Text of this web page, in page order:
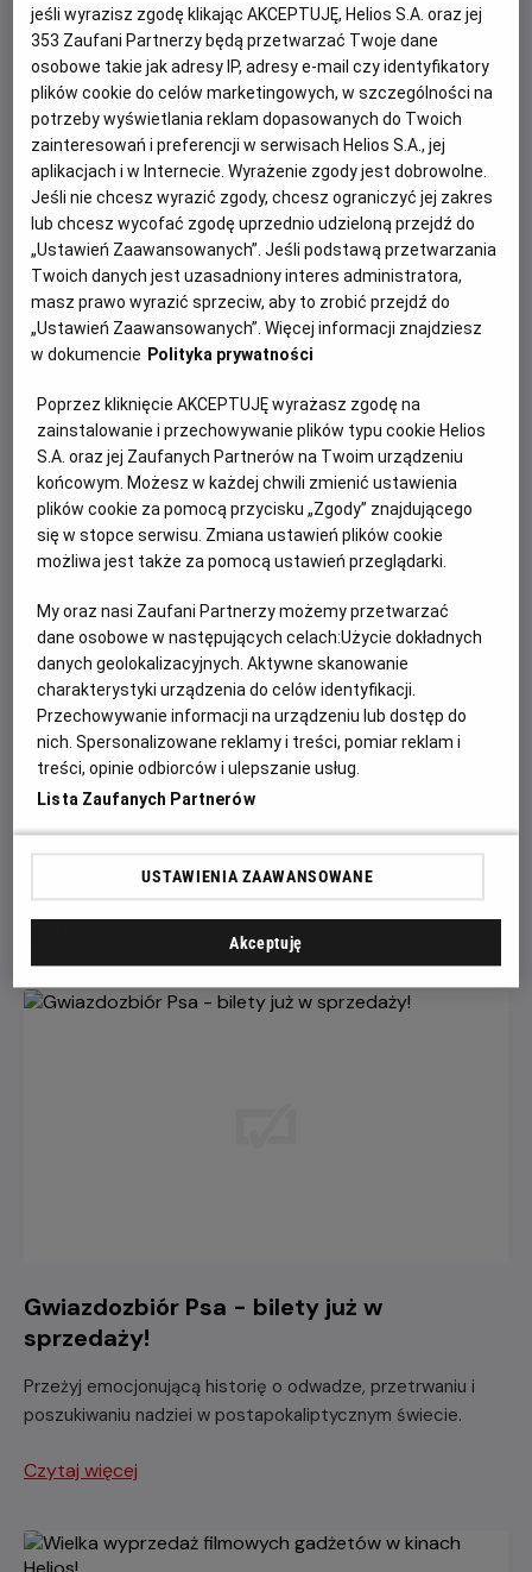
Psi Patrol i dinozaury - nie przegap!
Dołącz do dzielnych bohaterów Psiego Patrolu w ich
największej misji ratunkowej w historii.
Czytaj więcej
Każde miasto ma swojego Spider-Mana –
KONKURS!
Manem w swoim otoczeniu.
Gwiazdozbiór Psa - bilety już w
sprzedaży!
Przeżyj emocjonującą historię o odwadze, przetrwaniu i
poszukiwaniu nadziei w postapokaliptycznym świecie.
Czytaj więcej
jeśli wyrazisz zgodę klikając AKCEPTUJĘ, Helios S.A. oraz jej
353 Zaufani Partnerzy będą przetwarzać Twoje dane
osobowe takie jak adresy IP, adresy e-mail czy identyfikatory
plików cookie do celów marketingowych, w szczególności na
potrzeby wyświetlania reklam dopasowanych do Twoich
zainteresowań i preferencji w serwisach Helios S.A., jej
aplikacjach i w Internecie. Wyrażenie zgody jest dobrowolne.
Jeśli nie chcesz wyrazić zgody, chcesz ograniczyć jej zakres
lub chcesz wycofać zgodę uprzednio udzieloną przejdź do
„Ustawień Zaawansowanych”. Jeśli podstawą przetwarzania
Twoich danych jest uzasadniony interes administratora,
masz prawo wyrazić sprzeciw, aby to zrobić przejdź do
„Ustawień Zaawansowanych”. Więcej informacji znajdziesz
w dokumencie Polityka prywatności
Poprzez kliknięcie AKCEPTUJĘ wyrażasz zgodę na
zainstalowanie i przechowywanie plików typu cookie Helios
S.A. oraz jej Zaufanych Partnerów na Twoim urządzeniu
końcowym. Możesz w każdej chwili zmienić ustawienia
plików cookie za pomocą przycisku „Zgody” znajdującego
się w stopce serwisu. Zmiana ustawień plików cookie
możliwa jest także za pomocą ustawień przeglądarki.
My oraz nasi Zaufani Partnerzy możemy przetwarzać
dane osobowe w następujących celach:Użycie dokładnych
danych geolokalizacyjnych. Aktywne skanowanie
charakterystyki urządzenia do celów identyfikacji.
Przechowywanie informacji na urządzeniu lub dostęp do
nich. Spersonalizowane reklamy i treści, pomiar reklam i
treści, opinie odbiorców i ulepszanie usług.
Lista Zaufanych Partnerów
USTAWIENIA ZAAWANSOWANE
Akceptuję